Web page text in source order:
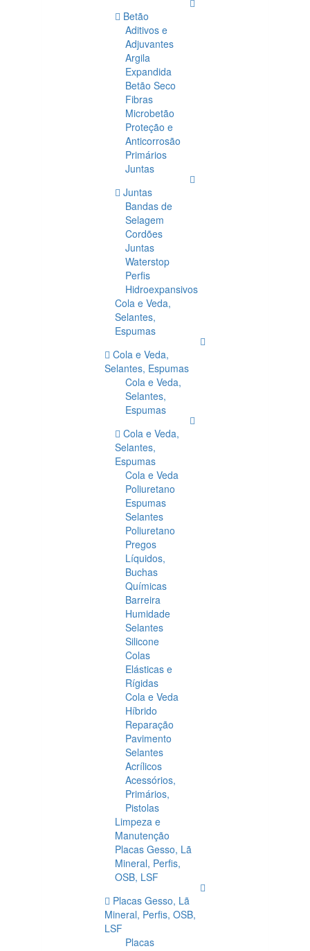
Betão
Aditivos e
Adjuvantes
Argila
Expandida
Betão Seco
Fibras
Microbetão
Proteção e
Anticorrosão
Primários
Juntas
Juntas
Bandas de
Selagem
Cordões
Juntas
Waterstop
Perfis
Hidroexpansivos
Cola e Veda,
Selantes,
Espumas
Cola e Veda,
Selantes, Espumas
Cola e Veda,
Selantes,
Espumas
Cola e Veda,
Selantes,
Espumas
Cola e Veda
Poliuretano
Espumas
Selantes
Poliuretano
Pregos
Líquidos,
Buchas
Químicas
Barreira
Humidade
Selantes
Silicone
Colas
Elásticas e
Rígidas
Cola e Veda
Híbrido
Reparação
Pavimento
Selantes
Acrílicos
Acessórios,
Primários,
Pistolas
Limpeza e
Manutenção
Placas Gesso, Lã
Mineral, Perfis,
OSB, LSF
Placas Gesso, Lã
Mineral, Perfis, OSB,
LSF
Placas